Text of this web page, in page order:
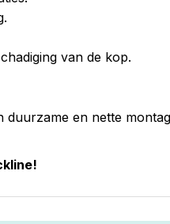
van de kop.
en nette